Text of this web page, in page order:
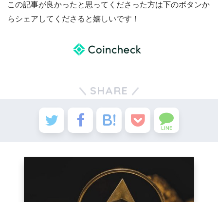
この記事が良かったと思ってくださった方は下のボタンか
らシェアしてくださると嬉しいです！
SHARE
LINE